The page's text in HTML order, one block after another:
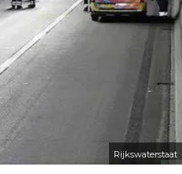
Rijkswaterstaat